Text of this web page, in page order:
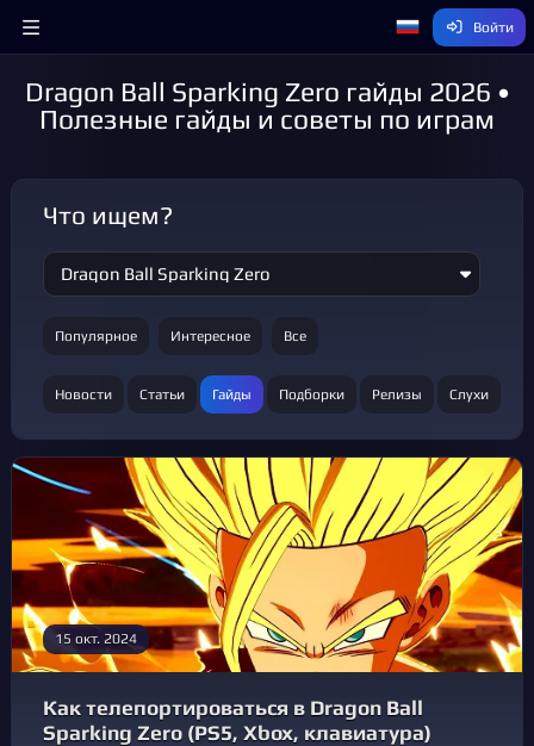
Войти
Dragon Ball Sparking Zero гайды 2026 •
Полезные гайды и советы по играм
Что ищем?
Популярное Интересное Все
Новости Статьи Гайды Подборки Релизы Слухи
15 окт. 2024
Как телепортироваться в Dragon Ball
Sparking Zero (PS5, Xbox, клавиатура)